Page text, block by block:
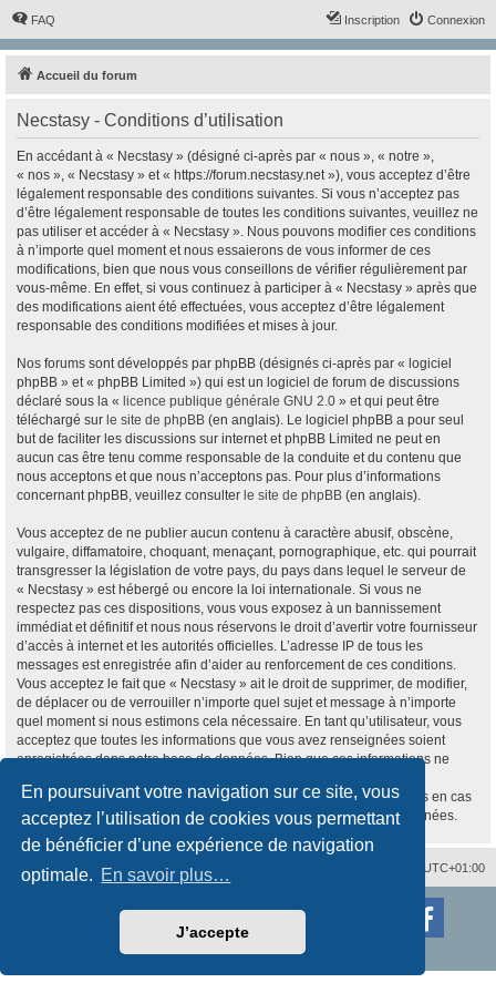
En poursuivant votre navigation sur ce site, vous
acceptez l’utilisation de cookies vous permettant
de bénéficier d’une expérience de navigation
optimale. En savoir plus…
J’accepte
FAQ Connexion
Inscription
Accueil du forum
Necstasy - Conditions d’utilisation
En accédant à « Necstasy » (désigné ci-après par « nous », « notre »,
« nos », « Necstasy » et « https://forum.necstasy.net »), vous acceptez d’être
légalement responsable des conditions suivantes. Si vous n’acceptez pas
d’être légalement responsable de toutes les conditions suivantes, veuillez ne
pas utiliser et accéder à « Necstasy ». Nous pouvons modifier ces conditions
à n’importe quel moment et nous essaierons de vous informer de ces
modifications, bien que nous vous conseillons de vérifier régulièrement par
vous-même. En effet, si vous continuez à participer à « Necstasy » après que
des modifications aient été effectuées, vous acceptez d’être légalement
responsable des conditions modifiées et mises à jour.
Nos forums sont développés par phpBB (désignés ci-après par « logiciel
phpBB » et « phpBB Limited ») qui est un logiciel de forum de discussions
déclaré sous la « licence publique générale GNU 2.0 » et qui peut être
téléchargé sur le site de phpBB (en anglais). Le logiciel phpBB a pour seul
but de faciliter les discussions sur internet et phpBB Limited ne peut en
aucun cas être tenu comme responsable de la conduite et du contenu que
nous acceptons et que nous n’acceptons pas. Pour plus d’informations
concernant phpBB, veuillez consulter le site de phpBB (en anglais).
Vous acceptez de ne publier aucun contenu à caractère abusif, obscène,
vulgaire, diffamatoire, choquant, menaçant, pornographique, etc. qui pourrait
transgresser la législation de votre pays, du pays dans lequel le serveur de
« Necstasy » est hébergé ou encore la loi internationale. Si vous ne
respectez pas ces dispositions, vous vous exposez à un bannissement
immédiat et définitif et nous nous réservons le droit d’avertir votre fournisseur
d’accès à internet et les autorités officielles. L’adresse IP de tous les
messages est enregistrée afin d’aider au renforcement de ces conditions.
Vous acceptez le fait que « Necstasy » ait le droit de supprimer, de modifier,
de déplacer ou de verrouiller n’importe quel sujet et message à n’importe
quel moment si nous estimons cela nécessaire. En tant qu’utilisateur, vous
acceptez que toutes les informations que vous avez renseignées soient
enregistrées dans notre base de données. Bien que ces informations ne
« Necstasy », ni phpBB, ne pourront être tenus comme responsables en cas
de tentative de piratage informatique visant à compromettre vos données.
UTC+01:00
Supprimer les cookies
Nous contacter
2017
Conditions